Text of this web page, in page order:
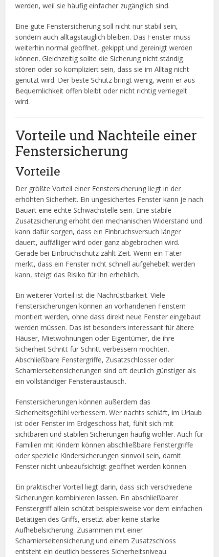
werden, weil sie häufig einfacher zugänglich sind.
Eine gute Fenstersicherung soll nicht nur stabil sein,
sondern auch alltagstauglich bleiben. Das Fenster muss
weiterhin normal geöffnet, gekippt und gereinigt werden
können. Gleichzeitig sollte die Sicherung nicht ständig
stören oder so kompliziert sein, dass sie im Alltag nicht
genutzt wird. Der beste Schutz bringt wenig, wenn er aus
Bequemlichkeit offen bleibt oder nicht richtig verriegelt
wird.
Vorteile und Nachteile einer
Fenstersicherung
Vorteile
Der größte Vorteil einer Fenstersicherung liegt in der
erhöhten Sicherheit. Ein ungesichertes Fenster kann je nach
Bauart eine echte Schwachstelle sein. Eine stabile
Zusatzsicherung erhöht den mechanischen Widerstand und
kann dafür sorgen, dass ein Einbruchsversuch länger
dauert, auffälliger wird oder ganz abgebrochen wird.
Gerade bei Einbruchschutz zählt Zeit. Wenn ein Täter
merkt, dass ein Fenster nicht schnell aufgehebelt werden
kann, steigt das Risiko für ihn erheblich.
Ein weiterer Vorteil ist die Nachrüstbarkeit. Viele
Fenstersicherungen können an vorhandenen Fenstern
montiert werden, ohne dass direkt neue Fenster eingebaut
werden müssen. Das ist besonders interessant für ältere
Häuser, Mietwohnungen oder Eigentümer, die ihre
Sicherheit Schritt für Schritt verbessern möchten.
Abschließbare Fenstergriffe, Zusatzschlösser oder
Scharnierseitensicherungen sind oft deutlich günstiger als
ein vollständiger Fensteraustausch.
Fenstersicherungen können außerdem das
Sicherheitsgefühl verbessern. Wer nachts schläft, im Urlaub
ist oder Fenster im Erdgeschoss hat, fühlt sich mit
sichtbaren und stabilen Sicherungen häufig wohler. Auch für
Familien mit Kindern können abschließbare Fenstergriffe
oder spezielle Kindersicherungen sinnvoll sein, damit
Fenster nicht unbeaufsichtigt geöffnet werden können.
Ein praktischer Vorteil liegt darin, dass sich verschiedene
Sicherungen kombinieren lassen. Ein abschließbarer
Fenstergriff allein schützt beispielsweise vor dem einfachen
Betätigen des Griffs, ersetzt aber keine starke
Aufhebelsicherung. Zusammen mit einer
Scharnierseitensicherung und einem Zusatzschloss
entsteht ein deutlich besseres Sicherheitsniveau.